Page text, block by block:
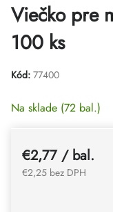
Viečko pre
100 ks
Kód: 77400
Na sklade (72 bal.)
€2,77/ bal.
€2,25 bez DPH